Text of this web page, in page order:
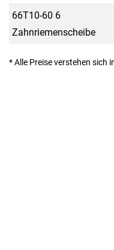
66T10-60 6
Zahnriemenscheibe
* Alle Preise verstehen sich